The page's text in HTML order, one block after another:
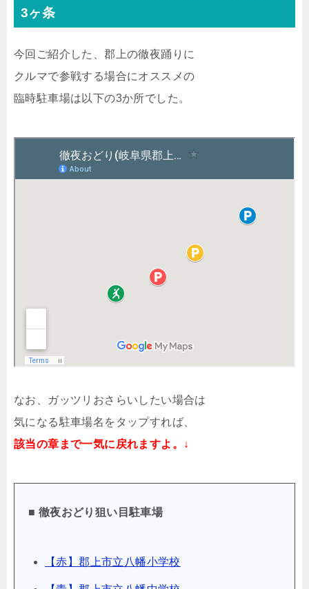
3ヶ条
今回ご紹介した、郡上の徹夜踊りに
クルマで参戦する場合にオススメの
臨時駐車場は以下の3か所でした。
なお、ガッツリおさらいしたい場合は
気になる駐車場名をタップすれば、
該当の章まで一気に戻れますよ。↓
■ 徹夜おどり狙い目駐車場
【赤】郡上市立八幡小学校